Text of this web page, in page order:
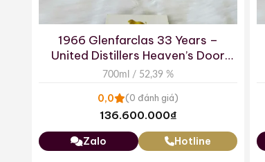
1966 Glenfarclas 33 Years –
United Distillers Heaven’s Door
Blue Label
700ml / 52,39 %
0,0 (0 đánh giá)
136.600.000₫
Zalo Hotline